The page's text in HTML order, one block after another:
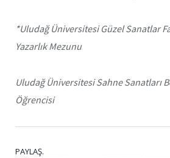
*Uludağ Üniversitesi Güzel Sanatlar
Yazarlık Mezunu
Uludağ Üniversitesi Sahne Sanatları
Öğrencisi
PAYLAŞ.